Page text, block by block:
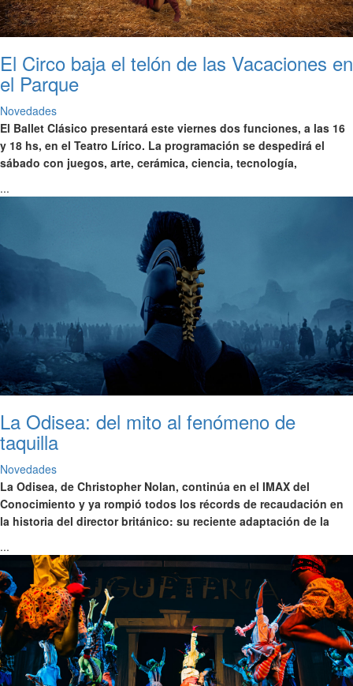
El Circo baja el telón de las Vacaciones en
el Parque
Novedades
El Ballet Clásico presentará este viernes dos funciones, a las 16
y 18 hs, en el Teatro Lírico. La programación se despedirá el
sábado con juegos, arte, cerámica, ciencia, tecnología,
...
La Odisea: del mito al fenómeno de
taquilla
Novedades
La Odisea, de Christopher Nolan, continúa en el IMAX del
Conocimiento y ya rompió todos los récords de recaudación en
la historia del director británico: su reciente adaptación de la
...